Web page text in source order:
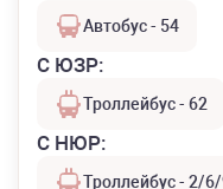
Автобус - 54
С ЮЗР:
Троллейбус - 62
С НЮР:
Троллейбус - 2/